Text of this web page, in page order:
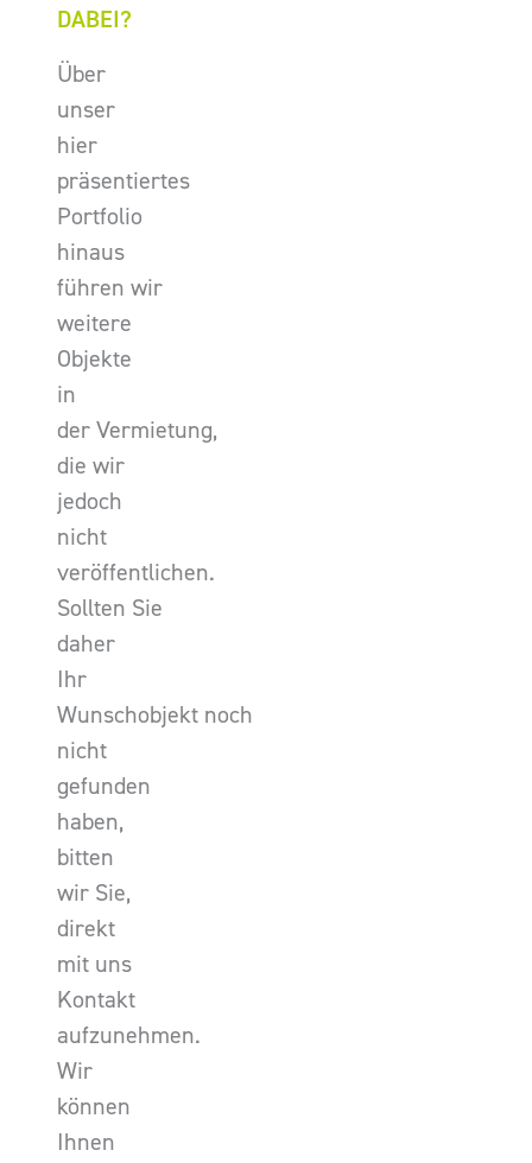
DABEI?
Über
unser
hier
präsentiertes
Portfolio
hinaus
führen wir
weitere
Objekte
in
der Vermietung,
die wir
jedoch
nicht
veröffentlichen.
Sollten Sie
daher
Ihr
Wunschobjekt noch
nicht
gefunden
haben,
bitten
wir Sie,
direkt
mit uns
Kontakt
aufzunehmen.
Wir
können
Ihnen